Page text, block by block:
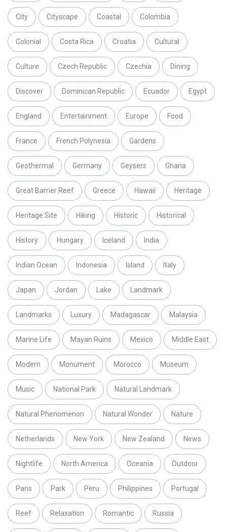
City Cityscape Coastal Colombia
Colonial Costa Rica Croatia Cultural
Culture Czech Republic Czechia Dining
Discover Dominican Republic Ecuador Egypt
England Entertainment Europe Food
France French Polynesia Gardens
Geothermal Germany Geysers Ghana
Great Barrier Reef Greece Hawaii Heritage
Heritage Site Hiking Historic Historical
History Hungary Iceland India
Indian Ocean Indonesia Island Italy
Japan Jordan Lake Landmark
Landmarks Luxury Madagascar Malaysia
Marine Life Mayan Ruins Mexico Middle East
Modern Monument Morocco Museum
Music National Park Natural Landmark
Natural Phenomenon Natural Wonder Nature
Netherlands New York New Zealand News
Nightlife North America Oceania Outdoor
Paris Park Peru Philippines Portugal
Reef Relaxation Romantic Russia